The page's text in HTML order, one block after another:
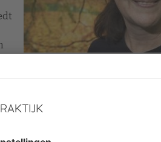
waarmee de kennis getoetst kan